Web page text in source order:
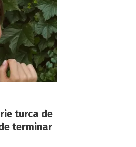
turca de
terminar